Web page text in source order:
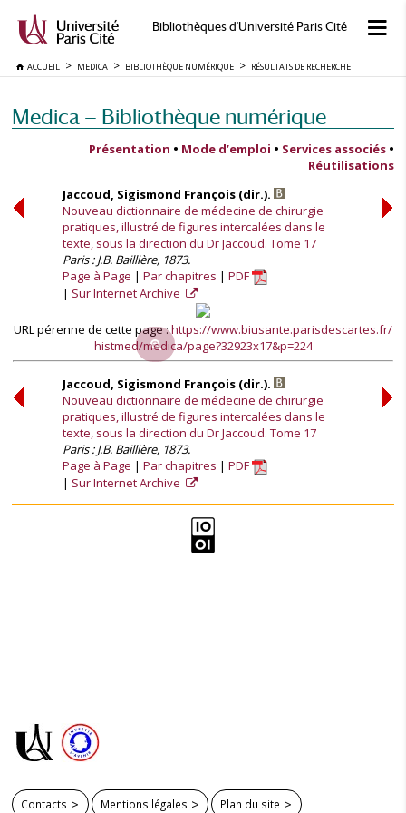
Bibliothèques d'Université Paris Cité
ACCUEIL MEDICA BIBLIOTHÈQUE NUMÉRIQUE RÉSULTATS DE RECHERCHE
Medica — Bibliothèque numérique
Présentation • Mode d’emploi • Services associés •
Réutilisations
Jaccoud, Sigismond François (dir.).
Nouveau dictionnaire de médecine de chirurgie
pratiques, illustré de figures intercalées dans le
texte, sous la direction du Dr Jaccoud. Tome 17
Paris : J.B. Baillière, 1873.
Page à Page
Par chapitres
PDF
Sur Internet Archive
URL pérenne de cette page :https://www.biusante.parisdescartes.fr/
histmed/medica/page?32923x17&p=224
Jaccoud, Sigismond François (dir.).
Nouveau dictionnaire de médecine de chirurgie
pratiques, illustré de figures intercalées dans le
texte, sous la direction du Dr Jaccoud. Tome 17
Paris : J.B. Baillière, 1873.
Page à Page
Par chapitres
PDF
Sur Internet Archive
Contacts Mentions légales Plan du site